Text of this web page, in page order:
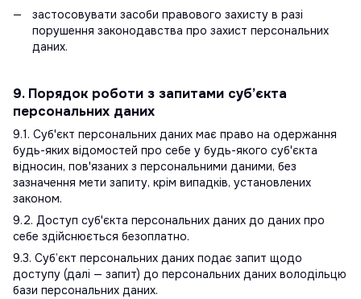
застосовувати засоби правового захисту в разі
порушення законодавства про захист персональних
даних.
9. Порядок роботи з запитами суб’єкта
персональних даних
9.1. Суб'єкт персональних даних має право на одержання
будь-яких відомостей про себе у будь-якого суб'єкта
відносин, пов'язаних з персональними даними, без
зазначення мети запиту, крім випадків, установлених
законом.
9.2. Доступ суб'єкта персональних даних до даних про
себе здійснюється безоплатно.
9.3. Суб’єкт персональних даних подає запит щодо
доступу (далі — запит) до персональних даних володільцю
бази персональних даних.